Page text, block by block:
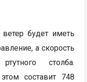
будет иметь
а скорость
столба.
составит 748